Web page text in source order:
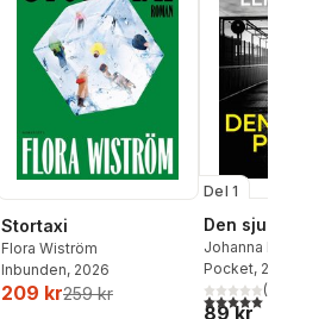
Stortaxi
Flora Wiström
Inbunden, 2026
209 kr259 kr
Del 1
Den sjunde
Johanna
Lerneby
Pocket, 2026
5,0utav 5(
89 kr